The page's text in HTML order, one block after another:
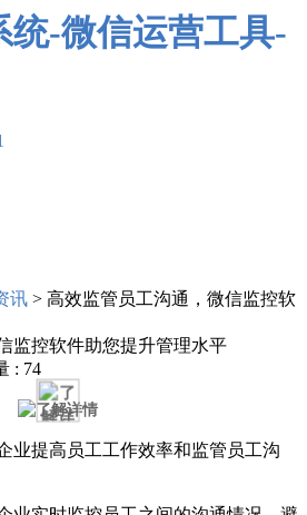
讯 > 高效监管员工沟通，微信监控软
监控软件助您提升管理水平
: 74
业提高员工工作效率和监管员工沟